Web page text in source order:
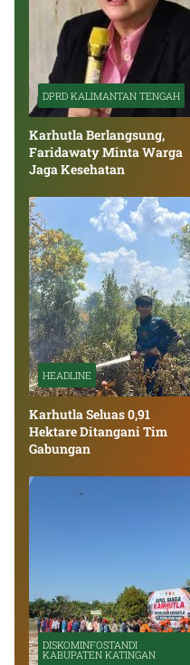
DPRD KALIMANTAN TENGAH
Karhutla Berlangsung,
Faridawaty Minta Warga
Jaga Kesehatan
HEADLINE
Karhutla Seluas 0,91
Hektare Ditangani Tim
Gabungan
DISKOMINFOSTANDI
KABUPATEN KATINGAN